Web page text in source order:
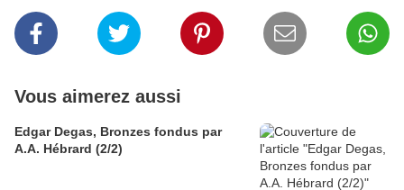
Vous aimerez aussi
Edgar Degas, Bronzes fondus par
A.A. Hébrard (2/2)